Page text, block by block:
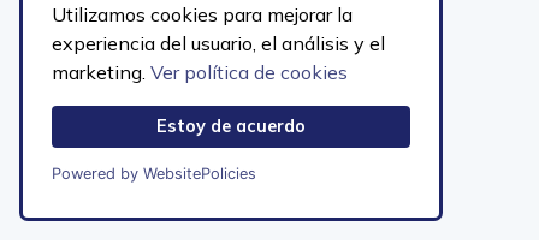
Utilizamos cookies para mejorar la
experiencia del usuario, el análisis y el
marketing. Ver política de cookies
Estoy de acuerdo
Powered by WebsitePolicies
Horario de atencición
Atención a público
Lunes a Viernes
de 7:30 a.m. a 3:30 p.m. jornada continua